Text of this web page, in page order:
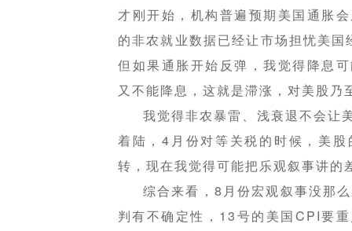
才刚开始，机构普遍预期美国通胀
的非农就业数据已经让市场担忧美
但如果通胀开始反弹，我觉得降息
又不能降息，这就是滞涨，对美股乃
我觉得非农暴雷、浅衰退不会让
着陆，4月份对等关税的时候，美
转，现在我觉得可能把乐观叙事讲的
综合来看，8月份宏观叙事没那
判有不确定性，13号的美国CPI要